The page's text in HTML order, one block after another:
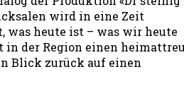
wird in eine Zeit
was heute ist – was wir heute
in der Region einen
Blick zurück auf einen